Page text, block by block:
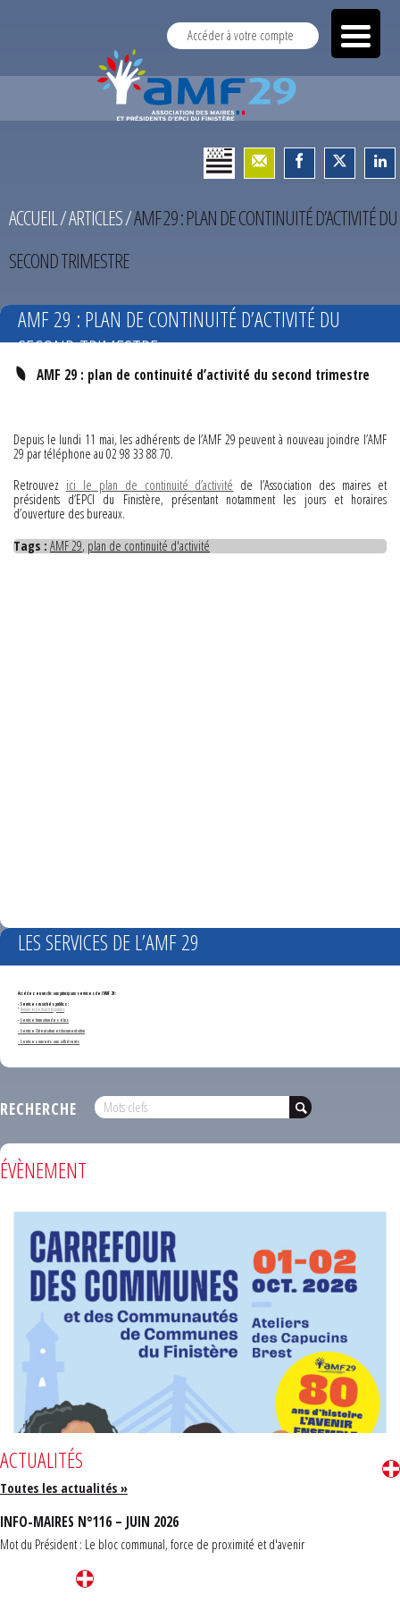
Accéder à votre compte
ACCUEIL/ARTICLES/AMF 29 : PLAN DE CONTINUITÉ D’ACTIVITÉ DU
SECOND TRIMESTRE
AMF 29 : PLAN DE CONTINUITÉ D’ACTIVITÉ DU
SECOND TRIMESTRE
AMF 29 : plan de continuité d’activité du second trimestre
Depuis le lundi 11 mai, les adhérents de l’AMF 29 peuvent à nouveau joindre l’AMF
29 par téléphone au 02 98 33 88 70.
Retrouvez ici le plan de continuité d’activité de l’Association des maires et
présidents d’EPCI du Finistère, présentant notamment les jours et horaires
d’ouverture des bureaux.
Tags : AMF 29, plan de continuité d'activité
LES SERVICES DE L’AMF 29
Accédez en un clic aux principaux services de l'AMF 29 :
- Services marchés publics :
*Annonces de marchés publics
-Service formation des élus
- Service Orientation et documentation
- Services ouverts aux adhérents
RECHERCHE
ÉVÈNEMENT
ACTUALITÉS
Toutes les actualités »
INFO-MAIRES N°116 – JUIN 2026
Mot du Président : Le bloc communal, force de proximité et d'avenir